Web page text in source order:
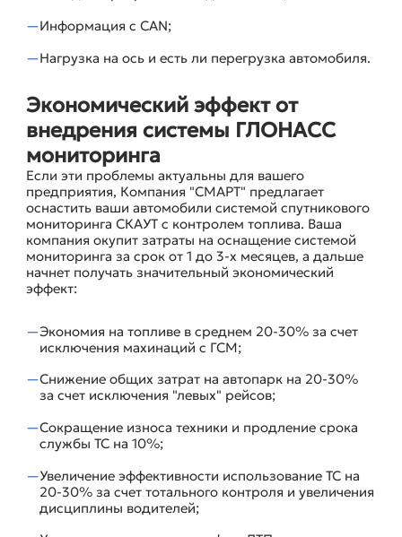
Информация с CAN;
Нагрузка на ось и есть ли перегрузка автомобиля.
Экономический эффект от
внедрения системы ГЛОНАСС
мониторинга
Если эти проблемы актуальны для вашего
предприятия, Компания "СМАРТ" предлагает
оснастить ваши автомобили системой спутникового
мониторинга СКАУТ с контролем топлива. Ваша
компания окупит затраты на оснащение системой
мониторинга за срок от 1 до 3-х месяцев, а дальше
начнет получать значительный экономический
эффект:
Экономия на топливе в среднем 20-30% за счет
исключения махинаций с ГСМ;
Снижение общих затрат на автопарк на 20-30%
за счет исключения "левых" рейсов;
Сокращение износа техники и продление срока
службы ТС на 10%;
Увеличение эффективности использование ТС на
20-30% за счет тотального контроля и увеличения
дисциплины водителей;